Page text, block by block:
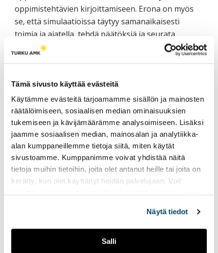
Tämä sivusto käyttää evästeitä
Käytämme evästeitä tarjoamamme sisällön ja mainosten
räätälöimiseen, sosiaalisen median ominaisuuksien
tukemiseen ja kävijämäärämme analysoimiseen. Lisäksi
jaamme sosiaalisen median, mainosalan ja analytiikka-
alan kumppaneillemme tietoja siitä, miten käytät
sivustoamme. Kumppanimme voivat yhdistää näitä
tietoja muihin tietoihin, joita olet antanut heille tai joita on
kerätty, kun olet käyttänyt heidän palvelujaan. Voit
Näytä tiedot
Salli
oppimistehtävien kirjoittamiseen. Erona on myös
se, että simulaatioissa täytyy samanaikaisesti
toimia ja ajatella, tehdä päätöksiä ja seurata
päätösten vaikutuksia. Simulaatioissa toiset
seuraavat tekemistä ja niitä myös videoidaan, mikä
Opiskelijan aktiivisuus korostuu, sillä simulaatiot
haastavat eri tavalla kuin luokka-opetus.
Menetelmän käytännönläheisyys on toinen
merkittävin ero verrattuna muihin
opiskelumenetelmiin. Simulaatio-opiskelu vaatii
osallistujilta erilaisten roolien ottamista ja roolin
hyväksymistä. Käytännönläheisyydessä korostuvat
kokonaistilanteen hallinta, asioiden
monimuotoisuus, ja konkreettisuus, mitkä
yhdistyvät nopeaan toimintaan, aikatauluihin ja
tavalla kuin luokkahuoneopetuksessa. Turvallisen